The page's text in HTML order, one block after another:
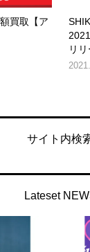
買取【ア
リ
サイト内検
Lateset